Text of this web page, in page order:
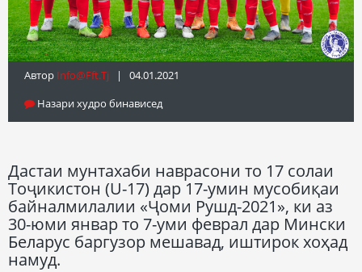
Автор Info@fft.tj | 04.01.2021
Назари худро бинависед
Дастаи мунтахаби наврасони то 17 солаи
Тоҷикистон (U-17) дар 17-умин мусобиқаи
байналмилалии «Ҷоми Рушд-2021», ки аз
30-юми январ то 7-уми феврал дар Мински
Беларус баргузор мешавад, иштирок хоҳад
намуд.